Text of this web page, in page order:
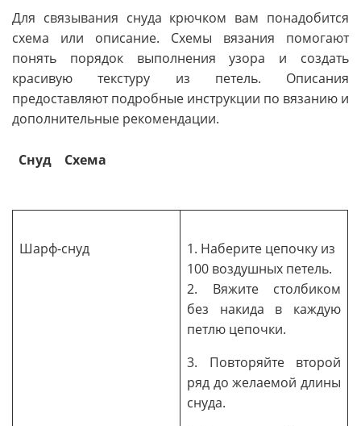
Для связывания снуда крючком вам понадобится
схема или описание. Схемы вязания помогают
понять порядок выполнения узора и создать
красивую текстуру из петель. Описания
предоставляют подробные инструкции по вязанию и
дополнительные рекомендации.
Снуд Схема
Шарф-снуд
1. Наберите цепочку из
100 воздушных петель.
2. Вяжите столбиком
без накида в каждую
петлю цепочки.
3. Повторяйте второй
ряд до желаемой длины
снуда.